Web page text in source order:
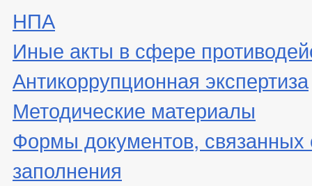
НПА
Иные акты в сфере
Антикоррупционная экспертиза
Методические материалы
Формы документов, связанных
заполнения